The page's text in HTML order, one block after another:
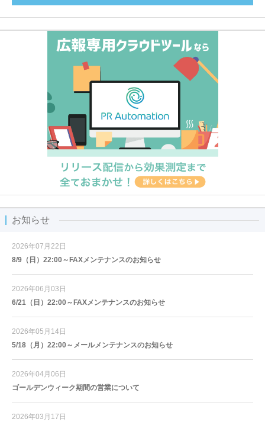
お知らせ
2026年07月22日
8/9（日）22:00～FAXメンテナンスのお知らせ
2026年06月03日
6/21（日）22:00～FAXメンテナンスのお知らせ
2026年05月14日
5/18（月）22:00～メールメンテナンスのお知らせ
2026年04月06日
ゴールデンウィーク期間の営業について
2026年03月17日